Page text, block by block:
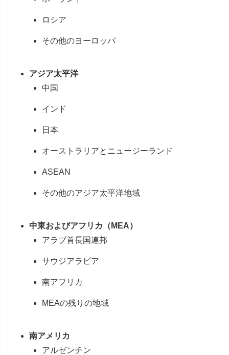
ロシア
その他のヨーロッパ
アジア太平洋
中国
インド
日本
オーストラリアとニュージーランド
ASEAN
その他のアジア太平洋地域
中東およびアフリカ（MEA）
アラブ首長国連邦
サウジアラビア
南アフリカ
MEAの残りの地域
南アメリカ
アルゼンチン